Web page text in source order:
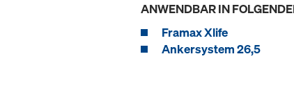
ANWENDBAR IN
Framax Xlife
Ankersystem 26,5